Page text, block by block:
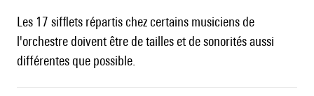
Les 17 sifflets répartis chez certains musiciens de
l'orchestre doivent être de tailles et de sonorités aussi
différentes que possible.